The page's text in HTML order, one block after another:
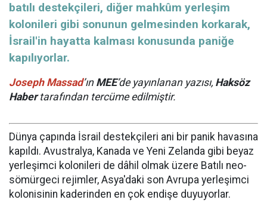
batılı destekçileri, diğer mahkûm yerleşim
kolonileri gibi sonunun gelmesinden korkarak,
İsrail'in hayatta kalması konusunda paniğe
kapılıyorlar.
Joseph Massad’ın MEE’de yayınlanan yazısı, Haksöz
Habertarafından tercüme edilmiştir.
Dünya çapında İsrail destekçileri ani bir panik havasına
kapıldı. Avustralya, Kanada ve Yeni Zelanda gibi beyaz
yerleşimci kolonileri de dâhil olmak üzere Batılı neo-
sömürgeci rejimler, Asya'daki son Avrupa yerleşimci
kolonisinin kaderinden en çok endişe duyuyorlar.